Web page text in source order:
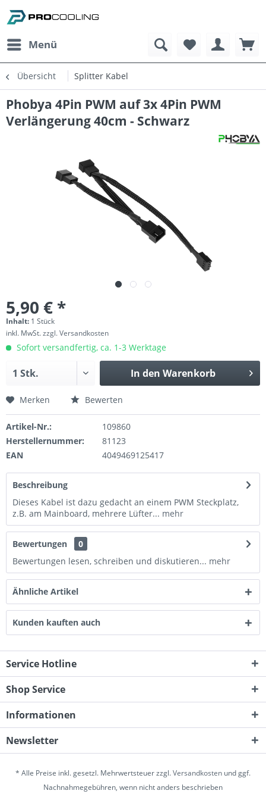
Menü
Übersicht Splitter Kabel
Phobya 4Pin PWM auf 3x 4Pin PWM
Verlängerung 40cm - Schwarz
5,90 € *
Inhalt: 1 Stück
inkl. MwSt.zzgl. Versandkosten
Sofort versandfertig, ca. 1-3 Werktage
In den Warenkorb
Merken Bewerten
Artikel-Nr.:
109860
Herstellernummer:
81123
EAN
4049469125417
Beschreibung
Dieses Kabel ist dazu gedacht an einem PWM Steckplatz,
z.B. am Mainboard, mehrere Lüfter... mehr
Bewertungen
0
Bewertungen lesen, schreiben und diskutieren... mehr
Ähnliche Artikel
Kunden kauften auch
Service Hotline
Shop Service
Informationen
Newsletter
* Alle Preise inkl. gesetzl. Mehrwertsteuer zzgl.Versandkosten und ggf.
Nachnahmegebühren, wenn nicht anders beschrieben